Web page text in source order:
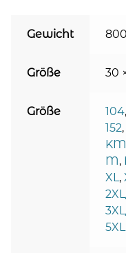
Gewicht
Größe 30
Größe 104,
152,
KM
M,
XL,
5XL